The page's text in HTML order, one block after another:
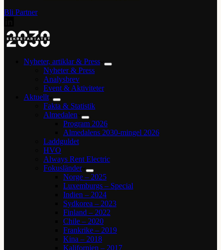
Bli Partner
Nyheter, artiklar & Press
Nyheter & Press
Analysbrev
Event & Aktiviteter
Aktuellt
Fakta & Statistik
Almedalen
Program 2026
Almedalens 2030-mingel 2026
Laddguldet
HVO
Always Rent Electric
Fokusländer
Norge – 2025
Luxemburgs – Special
Indien – 2024
Sydkorea – 2023
Finland – 2022
Chile – 2020
Frankrike – 2019
Kina – 2018
Kalifornien – 2017